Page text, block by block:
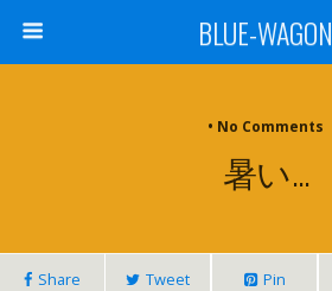
BLUE-WAGON
• No Comments
暑い…
Share Tweet Pin